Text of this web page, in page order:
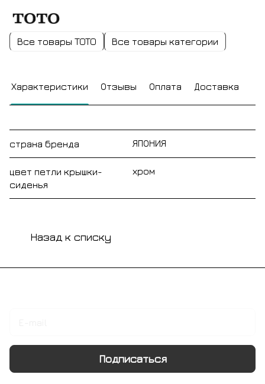
Все товары TOTO Все товары категории
Характеристики Отзывы Оплата Доставка
страна бренда ЯПОНИЯ
цвет петли крышки-
сиденья
хром
Назад к списку
Подписаться